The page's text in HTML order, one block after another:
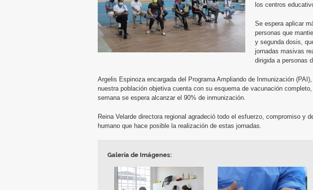
los centros
Se espera aplicar
personas que
y segunda dosis,
jornadas masivas
dirigida a personas
Argelis Espinoza encargada del Programa Ampliando de Inmunización
nuestra población objetiva cuenta con su esquema de vacunación
semana se espera alcanzar el 90% de inmunización.
Reina Velarde directora regional agradeció todo el esfuerzo, compromiso y
humano que hace posible la realización de estas jornadas.
Galería de Imágenes: